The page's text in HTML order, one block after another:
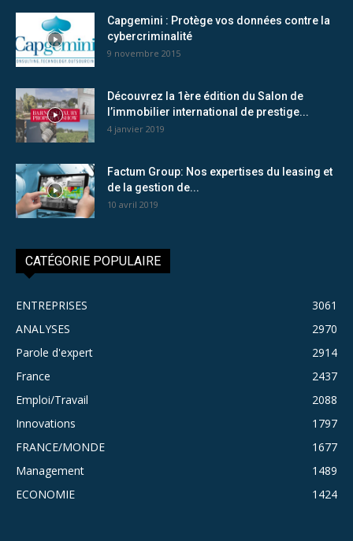
Capgemini : Protège vos données contre la
cybercriminalité
9 novembre 2015
Découvrez la 1ère édition du Salon de
l’immobilier international de prestige...
4 janvier 2019
Factum Group: Nos expertises du leasing et
de la gestion de...
10 avril 2019
CATÉGORIE POPULAIRE
ENTREPRISES
3061
ANALYSES
2970
Parole d'expert
2914
France
2437
Emploi/Travail
2088
Innovations
1797
FRANCE/MONDE
1677
Management
1489
ECONOMIE
1424